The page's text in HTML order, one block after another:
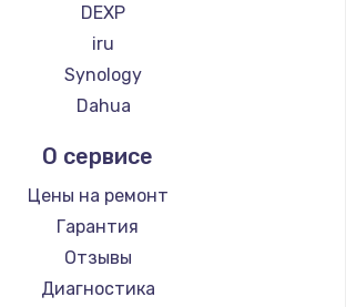
Заказать
Замена термопасты
1060 руб.
Заказать
системы охлаждения
1645 руб.
DEXP
iru
Synology
Dahua
О сервисе
Цены на ремонт
Гарантия
Отзывы
Диагностика